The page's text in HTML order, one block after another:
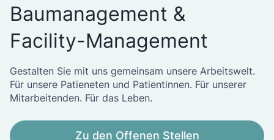
Baumanagement &
Facility-Management
Gestalten Sie mit uns gemeinsam unsere Arbeitswelt.
Für unsere Patieneten und Patientinnen. Für unserer
Mitarbeitenden. Für das Leben.
Zu den Offenen Stellen